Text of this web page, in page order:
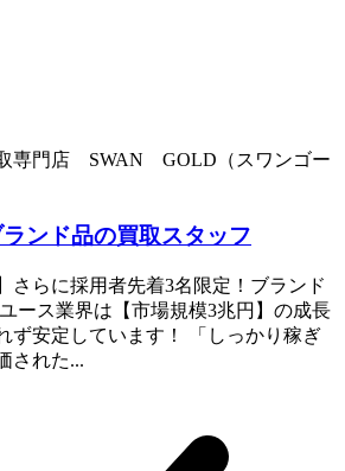
専門店 SWAN GOLD（スワンゴー
ンド品の買取スタッフ
さらに採用者先着3名限定！ブランド
ース業界は【市場規模3兆円】の成長
ず安定しています！ 「しっかり稼ぎ
された...